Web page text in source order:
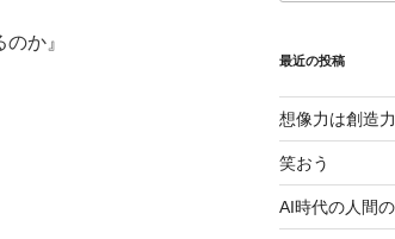
か』
最近の投稿
想像力は創造力
笑おう
AI時代の人間